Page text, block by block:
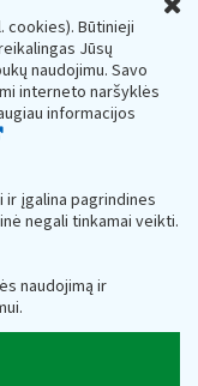
cookies). Būtinieji
Jūsų
naudojimu. Savo
interneto naršyklės
informacijos
ir įgalina pagrindines
negali tinkamai veikti.
naudojimą ir
el.paštas:
prie Lietuvos
Juridinių